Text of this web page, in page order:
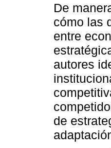
De
cómo las
entre
autores
de